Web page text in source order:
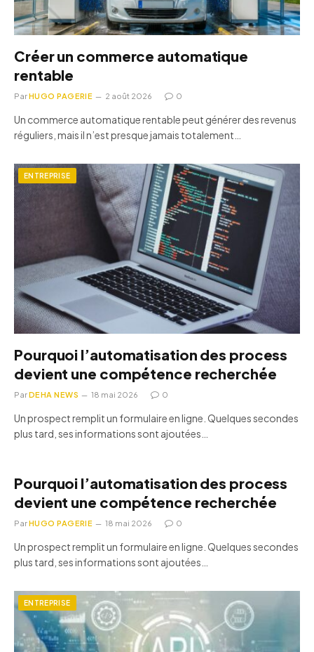
Créer un commerce automatique
rentable
ParHUGO PAGERIE 2 août 2026 0
Un commerce automatique rentable peut générer des revenus
réguliers, mais il n’est presque jamais totalement…
ENTREPRISE
Pourquoi l’automatisation des process
devient une compétence recherchée
ParDEHA NEWS 18 mai 2026 0
Un prospect remplit un formulaire en ligne. Quelques secondes
plus tard, ses informations sont ajoutées…
Pourquoi l’automatisation des process
devient une compétence recherchée
ParHUGO PAGERIE 18 mai 2026 0
Un prospect remplit un formulaire en ligne. Quelques secondes
plus tard, ses informations sont ajoutées…
ENTREPRISE